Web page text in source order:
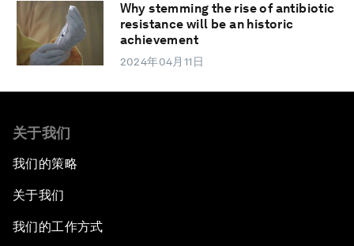
Why stemming the rise of antibiotic
resistance will be an historic
achievement
2024年04月11日
关于我们
我们的策略
关于我们
我们的工作方式